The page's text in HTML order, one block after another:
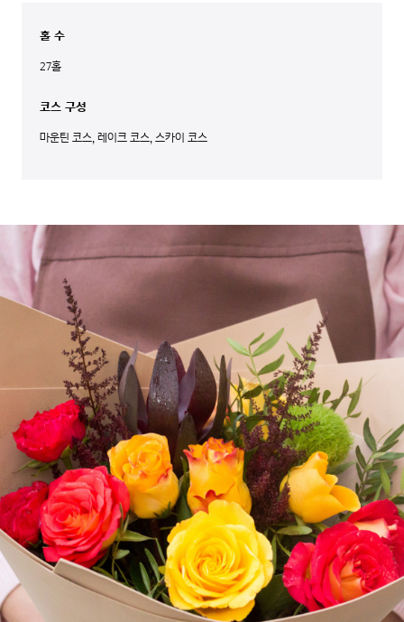
홀 수
27홀
코스 구성
마운틴 코스, 레이크 코스, 스카이 코스